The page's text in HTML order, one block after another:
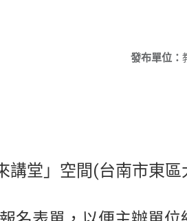
發布單位：
講堂」空間(台南市東區